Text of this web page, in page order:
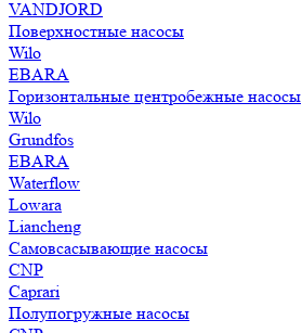
VANDJORD
Поверхностные насосы
Wilo
EBARA
Горизонтальные центробежные насосы
Wilo
Grundfos
EBARA
Waterflow
Lowara
Liancheng
Самовсасывающие насосы
CNP
Caprari
Полупогружные насосы